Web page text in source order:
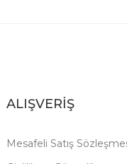
ALIŞVERİŞ
Mesafeli Satış